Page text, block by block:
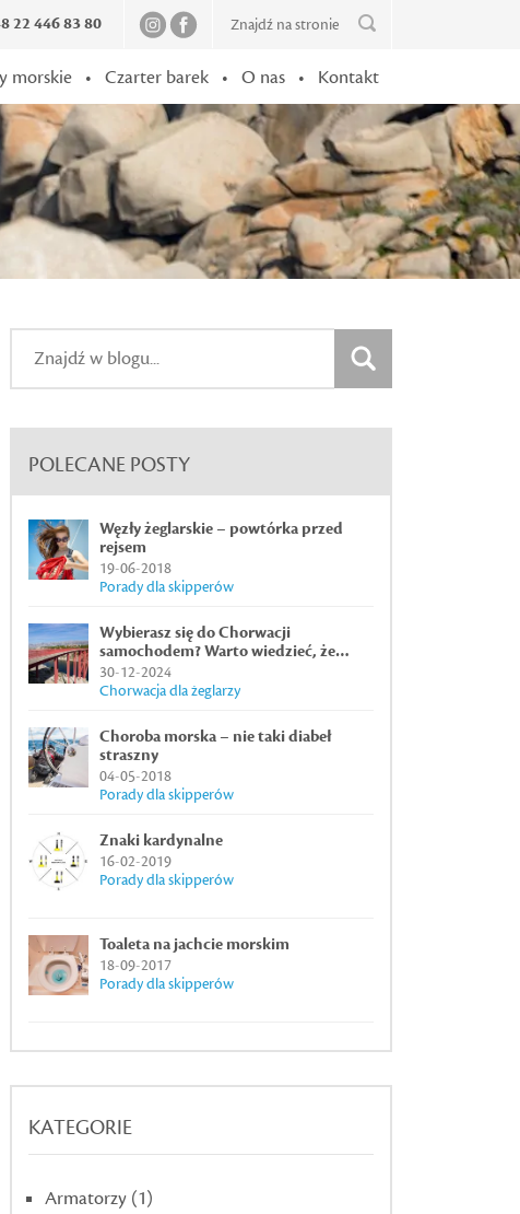
22 446 83 80
morskie • Czarter barek • O nas • Kontakt
POLECANE POSTY
Węzły żeglarskie – powtórka przed
rejsem
19-06-2018
Porady dla skipperów
Wybierasz się do Chorwacji
samochodem? Warto wiedzieć, że…
30-12-2024
Chorwacja dla żeglarzy
Choroba morska – nie taki diabeł
straszny
04-05-2018
Porady dla skipperów
Znaki kardynalne
16-02-2019
Porady dla skipperów
Toaleta na jachcie morskim
18-09-2017
Porady dla skipperów
KATEGORIE
Armatorzy (1)